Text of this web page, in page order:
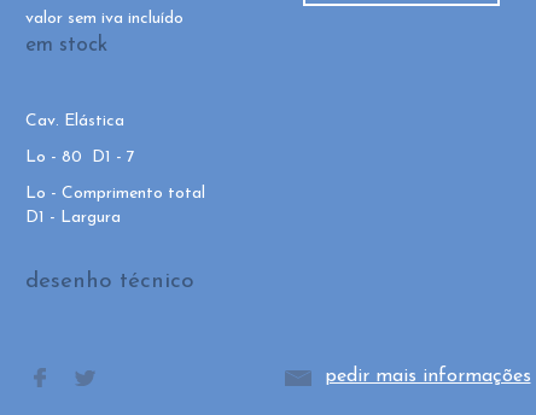
valor sem iva incluído
em stock
Cav. Elástica
Lo - 80 D1 - 7
Lo - Comprimento total
D1 - Largura
desenho técnico
pedir mais informações